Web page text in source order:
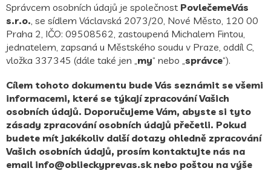
Správcem osobních údajů je společnost PovlečemeVás
s.r.o. , se sídlem Václavská 2073/20, Nové Město, 120 00
Praha 2, IČO: 09508562, zastoupená Michalem Fintou,
jednatelem, zapsaná u Městského soudu v Praze, oddíl C,
vložka 337345 (dále také jen „ my“ nebo „ správce“).
Cílem tohoto dokumentu bude Vás seznámit se všemi
informacemi, které se týkají zpracování Vašich
osobních údajů. Doporučujeme Vám, abyste si tyto
zásady zpracování osobních údajů přečetli. Pokud
budete mít jakékoliv další dotazy ohledně zpracování
Vašich osobních údajů, prosím kontaktujte nás na
email info@oblieckyprevas.sk nebo poštou na výše